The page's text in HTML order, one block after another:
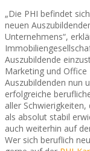
„Die PHI befindet
neuen
Unternehmens“,
Auszubildende
Marketing und
Auszubildenden nun
erfolgreiche
aller
als absolut stabil
auch weiterhin auf
Wer sich beruflich